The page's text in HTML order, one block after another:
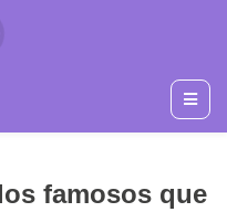
famosos que